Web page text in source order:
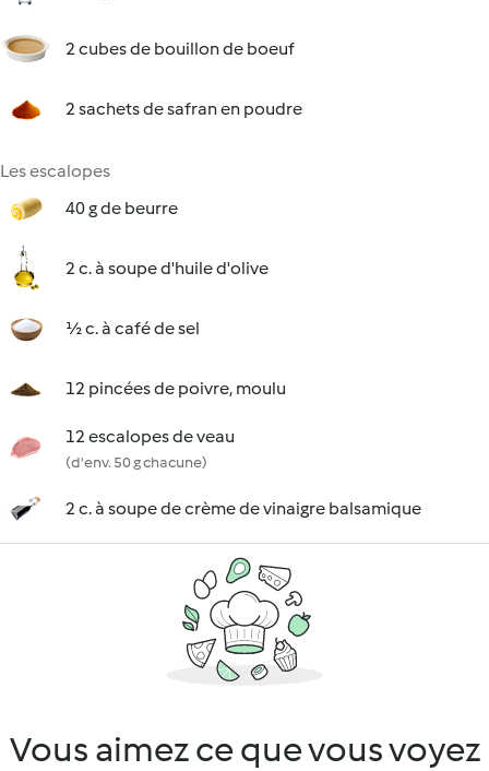
2 cubes de bouillon de boeuf
2 sachets de safran en poudre
Les escalopes
40 g de beurre
2 c. à soupe d'huile d'olive
½ c. à café de sel
12 pincées de poivre, moulu
12 escalopes de veau
(d'env. 50 g chacune)
2 c. à soupe de crème de vinaigre balsamique
Vous aimez ce que vous voyez